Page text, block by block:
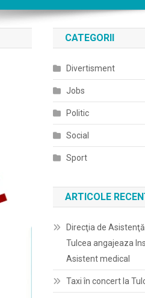
CATEGORII
Divertisment
Jobs
Politic
Social
Sport
ARTICOLE
Direcţia de
Tulcea angajeaza
Asistent medical
Taxi în concert la